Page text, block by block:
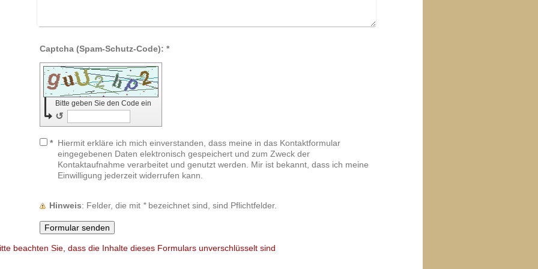
Captcha (Spam-Schutz-Code): *
Bitte geben Sie den Code ein
↺
* Hiermit erkläre ich mich einverstanden, dass meine in das Kontaktformular
eingegebenen Daten elektronisch gespeichert und zum Zweck der
Kontaktaufnahme verarbeitet und genutzt werden. Mir ist bekannt, dass ich meine
Einwilligung jederzeit widerrufen kann.
Hinweis : Felder, die mit *bezeichnet sind, sind Pflichtfelder.
beachten Sie, dass die Inhalte dieses Formulars unverschlüsselt sind